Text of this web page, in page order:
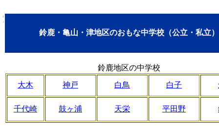
鈴鹿・亀山・津地区のおもな中学校（公立・私立）
鈴鹿地区の中学校
大木 神戸 白鳥 白子
千代崎 鼓ヶ浦 天栄 平田野